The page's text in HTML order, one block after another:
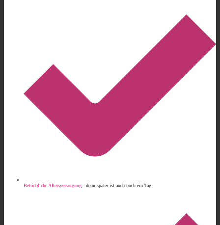
Betriebliche Altersversorgung - denn später ist auch noch ein Tag